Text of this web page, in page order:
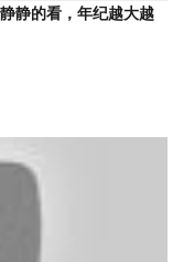
静的看，年纪越大越